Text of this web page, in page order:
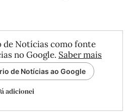
de Notícias como fonte
no Google. Saber mais
de Notícias ao Google
adicionei